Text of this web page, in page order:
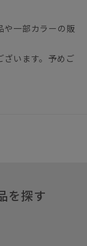
一部カラーの販
います。予めご
を探す